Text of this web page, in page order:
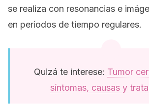
se realiza con resonancias e
en períodos de tiempo regulares.
Quizá te interese: Tumor
síntomas, causas y